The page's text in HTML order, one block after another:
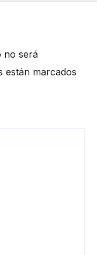
no será
están marcados